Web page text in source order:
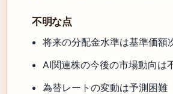
不明な点
将来の分配金水準は基準価額
AI関連株の今後の市場動向は
為替レートの変動は予測困難